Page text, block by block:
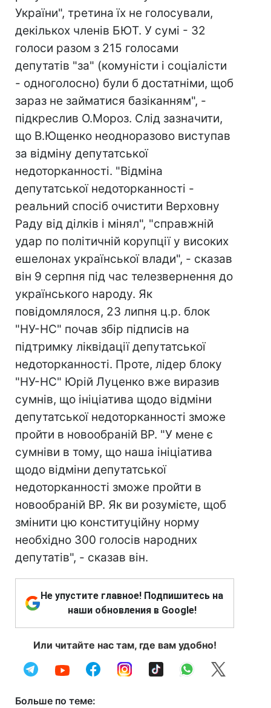
України", третина їх не голосували,
декількох членів БЮТ. У сумі - 32
голоси разом з 215 голосами
депутатів "за" (комуністи і соціалісти
- одноголосно) були б достатніми, щоб
зараз не займатися базіканням", -
підкреслив О.Мороз. Слід зазначити,
що В.Ющенко неодноразово виступав
за відміну депутатської
недоторканності. "Відміна
депутатської недоторканності -
реальний спосіб очистити Верховну
Раду від ділків і мінял", "справжній
удар по політичній корупції у високих
ешелонах української влади", - сказав
він 9 серпня під час телезвернення до
українського народу. Як
повідомлялося, 23 липня ц.р. блок
"НУ-НС" почав збір підписів на
підтримку ліквідації депутатської
недоторканності. Проте, лідер блоку
"НУ-НС" Юрій Луценко вже виразив
сумнів, що ініціатива щодо відміни
депутатської недоторканності зможе
пройти в новообраній ВР. "У мене є
сумніви в тому, що наша ініціатива
щодо відміни депутатської
недоторканності зможе пройти в
новообраній ВР. Як ви розумієте, щоб
змінити цю конституційну норму
необхідно 300 голосів народних
депутатів", - сказав він.
Не упустите главное! Подпишитесь на
наши обновления в Google!
Или читайте нас там, где вам удобно!
Больше по теме: